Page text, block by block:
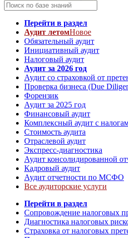
Перейти в раздел
Аудит летомНовое
Обязательный аудит
Инициативный аудит
Налоговый аудит
Аудит за 2026 год
Аудит со страховкой от
Проверка бизнеса (Due
Форензик
Аудит за 2025 год
Финансовый аудит
Комплексный аудит с
Стоимость аудита
Отраслевой аудит
Экспресс-диагностика
Аудит консолидированной
Кадровый аудит
Аудит отчетности по МСФО
Все аудиторские услуги
Перейти в раздел
Сопровождение налоговых
Диагностика налоговых
Страховка от налоговых